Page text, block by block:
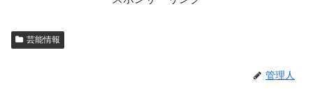
芸能情報
管理人